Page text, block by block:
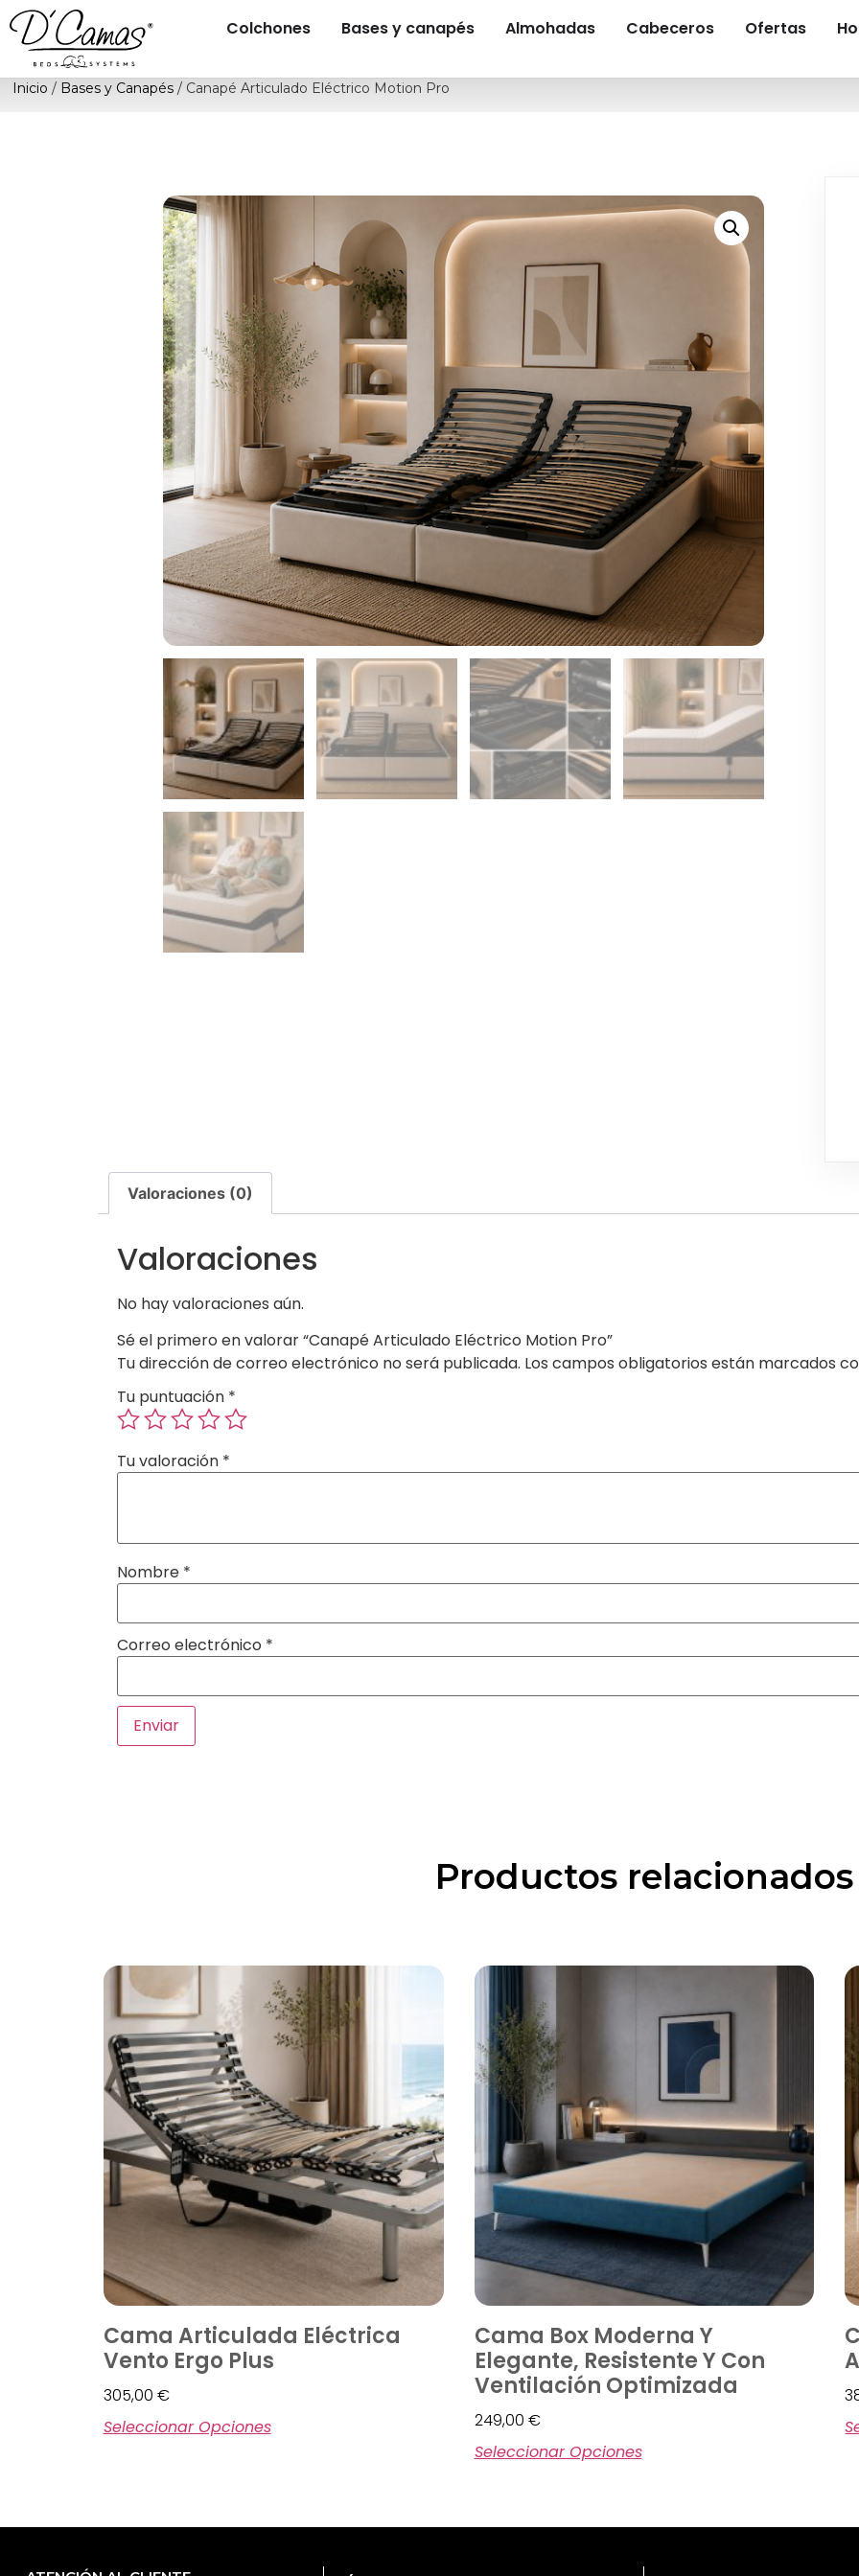
Colchones Bases y canapés Almohadas Cabeceros Ofertas
Inicio / Bases y Canapés / Canapé Articulado Eléctrico Motion Pro
Valoraciones (0)
Valoraciones
No hay valoraciones aún.
Sé el primero en valorar “Canapé Articulado Eléctrico Motion Pro”
Tu dirección de correo electrónico no será publicada. Los campos obligatorios están marcados
Tu puntuación *
Tu valoración *
Nombre *
Correo electrónico *
Productos relacionados
Cama Articulada Eléctrica
Vento Ergo Plus
305,00 €
Seleccionar Opciones
Cama Box Moderna Y
Elegante, Resistente Y Con
Ventilación Optimizada
249,00 €
Seleccionar Opciones